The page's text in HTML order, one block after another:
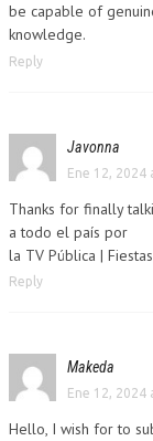
be capable of
knowledge.
Reply
Javonna
Ene 12, 2024
Thanks for finally
a todo el país por
la TV Pública |
Reply
Makeda
Ene 12, 2024
Hello, I wish for to